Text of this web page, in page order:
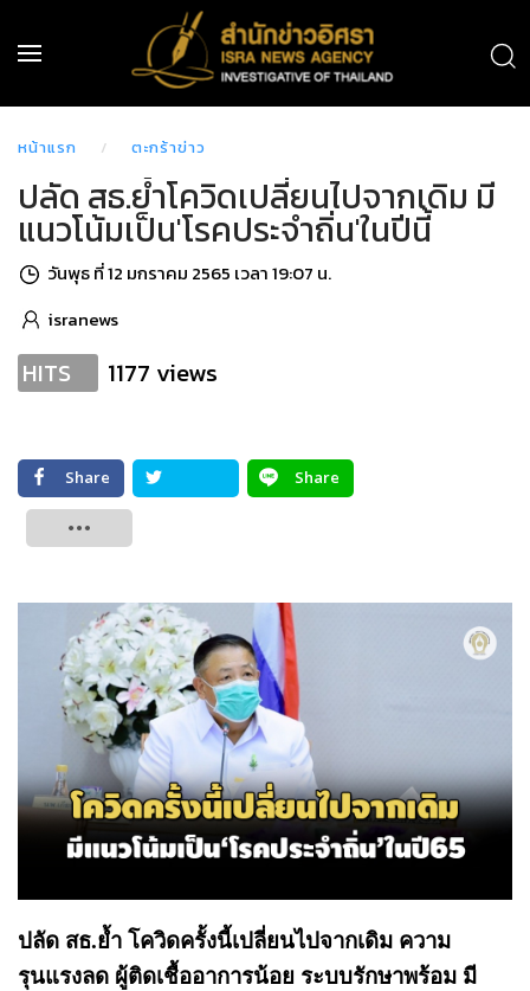
หน้าแรก ตะกร้าข่าว
ปลัด สธ.ย้ำโควิดเปลี่ยนไปจากเดิม มี
แนวโน้มเป็น'โรคประจำถิ่น'ในปีนี้
วันพุธ ที่ 12 มกราคม 2565 เวลา 19:07 น.
isranews
HITS 1177 views
Share
Share
ปลัด สธ.ย้ำ โควิดครั้งนี้เปลี่ยนไปจากเดิม ความ
รุนแรงลด ผู้ติดเชื้ออาการน้อย ระบบรักษาพร้อม มี